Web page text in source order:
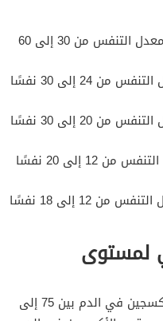
من الولادة إلى 6 أشهر يكون معدل التنفس من 30 إلى 60
من 6 إلى 12 شهرًا يكون معدل التنفس من 24 إلى 30 نفسًا
من 1 إلى 5 سنوات يكون معدل التنفس من 20 إلى 30 نفسًا
من 6 إلى 11 عامًا يكون معدل التنفس من 12 إلى 20 نفسًا
من 12 إلى 17 عامًا يكون معدل التنفس من 12 إلى 18 نفسًا
لمستوى
يتراوح المعدل الطبيعي لمستوى الأكسجين في الدم بين 75 إلى